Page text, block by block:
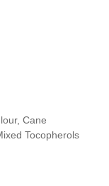
Cane
Tocopherols